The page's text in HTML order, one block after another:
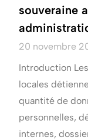
souveraine
20 novembre
Introduction
locales
quantité de
personnelles,
internes,